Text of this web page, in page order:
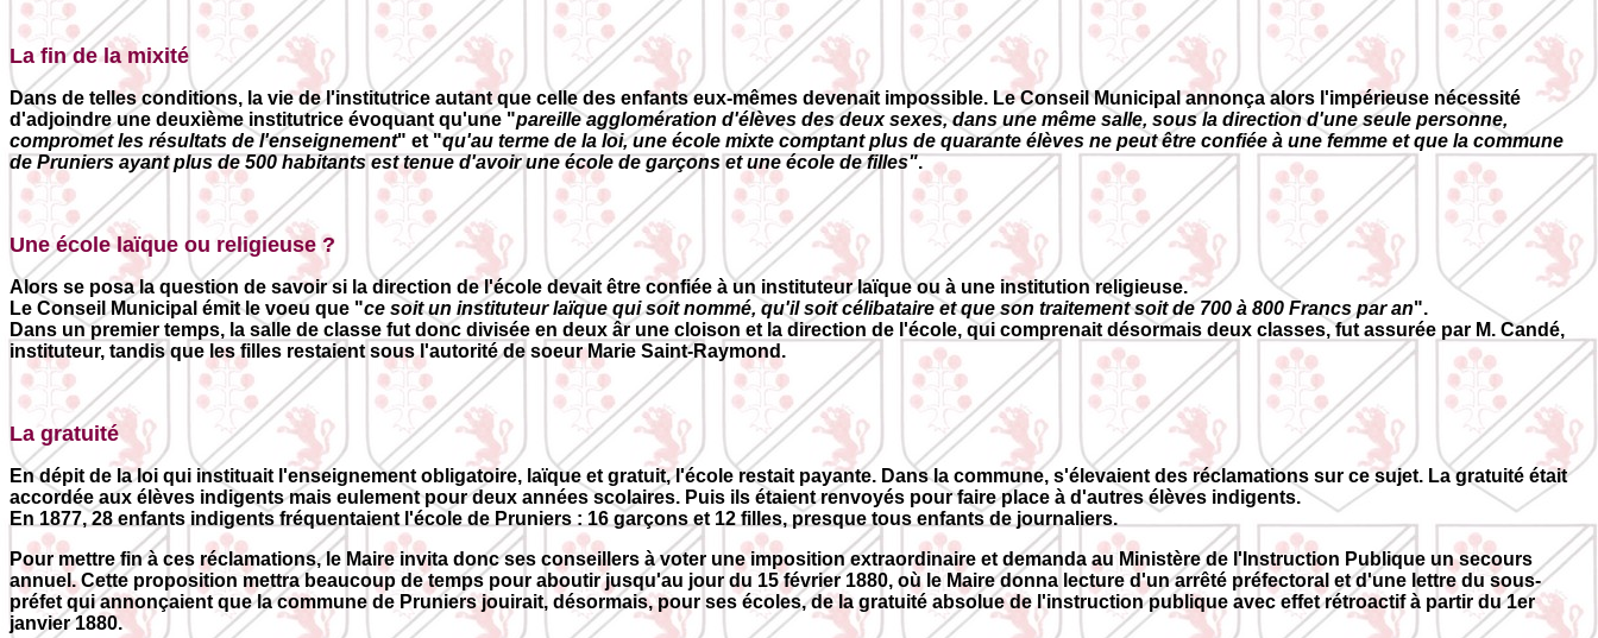
La fin de la mixité
Dans de telles conditions, la vie de l'institutrice autant que celle des enfants eux-mêmes devenait impossible. Le Conseil Municipal annonça alors l'impérieuse nécessité
d'adjoindre une deuxième institutrice évoquant qu'une "pareille agglomération d'élèves des deux sexes, dans une même salle, sous la direction d'une seule personne,
compromet les résultats de l'enseignement" et "qu'au terme de la loi, une école mixte comptant plus de quarante élèves ne peut être confiée à une femme et que la commune
de Pruniers ayant plus de 500 habitants est tenue d'avoir une école de garçons et une école de filles".
Une école laïque ou religieuse ?
Alors se posa la question de savoir si la direction de l'école devait être confiée à un instituteur laïque ou à une institution religieuse.
Le Conseil Municipal émit le voeu que "ce soit un instituteur laïque qui soit nommé, qu'il soit célibataire et que son traitement soit de 700 à 800 Francs par an".
Dans un premier temps, la salle de classe fut donc divisée en deux âr une cloison et la direction de l'école, qui comprenait désormais deux classes, fut assurée par M. Candé,
instituteur, tandis que les filles restaient sous l'autorité de soeur Marie Saint-Raymond.
La gratuité
En dépit de la loi qui instituait l'enseignement obligatoire, laïque et gratuit, l'école restait payante. Dans la commune, s'élevaient des réclamations sur ce sujet. La gratuité était
accordée aux élèves indigents mais eulement pour deux années scolaires. Puis ils étaient renvoyés pour faire place à d'autres élèves indigents.
En 1877, 28 enfants indigents fréquentaient l'école de Pruniers : 16 garçons et 12 filles, presque tous enfants de journaliers.
Pour mettre fin à ces réclamations, le Maire invita donc ses conseillers à voter une imposition extraordinaire et demanda au Ministère de l'Instruction Publique un secours
annuel. Cette proposition mettra beaucoup de temps pour aboutir jusqu'au jour du 15 février 1880, où le Maire donna lecture d'un arrêté préfectoral et d'une lettre du sous-
préfet qui annonçaient que la commune de Pruniers jouirait, désormais, pour ses écoles, de la gratuité absolue de l'instruction publique avec effet rétroactif à partir du 1er
janvier 1880.